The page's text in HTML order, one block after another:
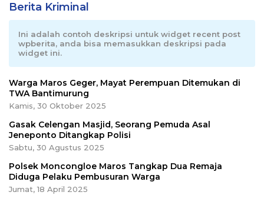
Berita Kriminal
Ini adalah contoh deskripsi untuk widget recent post
wpberita, anda bisa memasukkan deskripsi pada
widget ini.
Warga Maros Geger, Mayat Perempuan Ditemukan di
TWA Bantimurung
Kamis, 30 Oktober 2025
Gasak Celengan Masjid, Seorang Pemuda Asal
Jeneponto Ditangkap Polisi
Sabtu, 30 Agustus 2025
Polsek Moncongloe Maros Tangkap Dua Remaja
Diduga Pelaku Pembusuran Warga
Jumat, 18 April 2025